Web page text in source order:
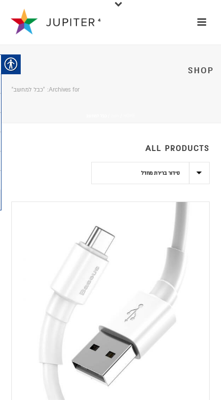
SHOP
Archives for: "כבל למחשב"
ALL PRODUCTS